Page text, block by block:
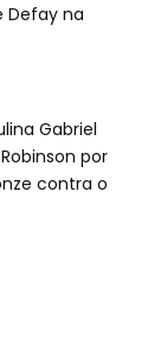
Defay na
Gabriel
por
contra o